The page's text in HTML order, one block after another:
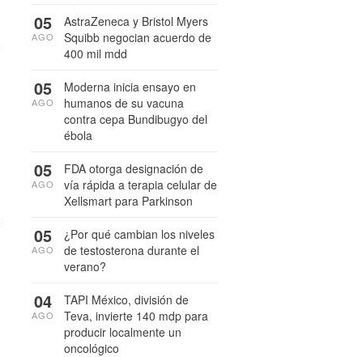
AstraZeneca y Bristol Myers
Squibb negocian acuerdo de
400 mil mdd
05
AGO
Moderna inicia ensayo en
humanos de su vacuna
contra cepa Bundibugyo del
ébola
05
AGO
FDA otorga designación de
vía rápida a terapia celular de
Xellsmart para Parkinson
05
AGO
¿Por qué cambian los niveles
de testosterona durante el
verano?
05
AGO
TAPI México, división de
Teva, invierte 140 mdp para
producir localmente un
oncológico
04
AGO